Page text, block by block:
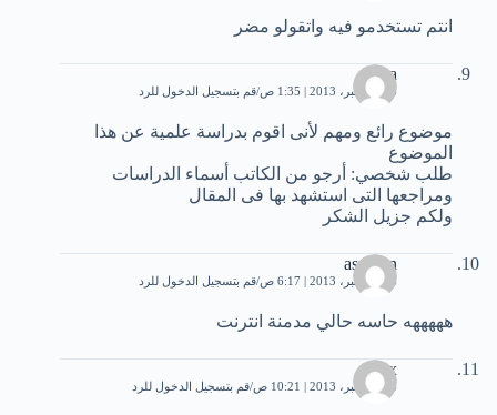
انتم تستخدمو فيه واتقولو مضر
rasha
26 ديسمبر، 2013 | 1:35 ص قم بتسجيل الدخول للرد
موضوع رائع ومهم لأنى اقوم بدراسة علمية عن هذا
الموضوع
طلب شخصي: أرجو من الكاتب أسماء الدراسات
ومراجعها التى استشهد بها فى المقال
ولكم جزيل الشكر
asmhan
26 ديسمبر، 2013 | 6:17 ص قم بتسجيل الدخول للرد
هههههه حاسه حالي مدمنة انترنت
flix
26 ديسمبر، 2013 | 10:21 ص قم بتسجيل الدخول للرد